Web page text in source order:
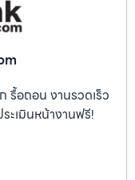
รื้อถอน งานรวดเร็ว
ะเมินหน้างานฟรี!